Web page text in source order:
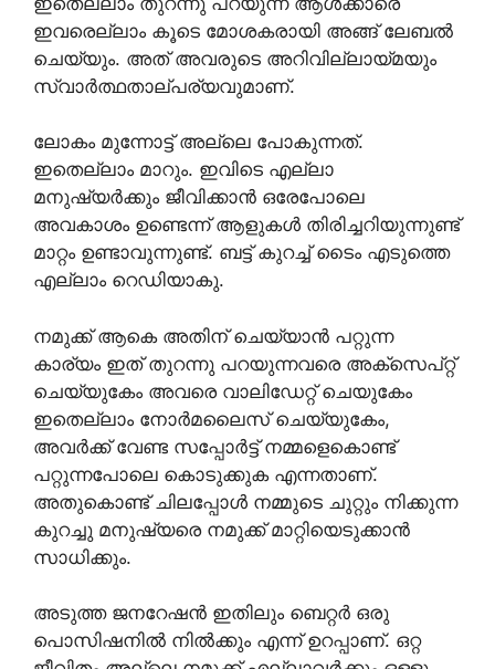
ഇവരെല്ലാം കൂടെ മോശകരായി അങ്ങ് ലേബൽ
ചെയ്യും. അത്‌ അവരുടെ അറിവില്ലായ്മയും
സ്വാർത്ഥതാല്പര്യവുമാണ്.
ലോകം മുന്നോട്ട് അല്ലെ പോകുന്നത്.
ഇതെല്ലാം മാറും. ഇവിടെ എല്ലാ
മനുഷ്യർക്കും ജീവിക്കാൻ ഒരേപോലെ
അവകാശം ഉണ്ടെന്ന് ആളുകൾ തിരിച്ചറിയുന്നുണ്ട്
മാറ്റം ഉണ്ടാവുന്നുണ്ട്. ബട്ട്‌ കുറച്ച് ടൈം എടുത്തെ
എല്ലാം റെഡിയാകു.
നമുക്ക് ആകെ അതിന് ചെയ്യാൻ പറ്റുന്ന
കാര്യം ഇത് തുറന്നു പറയുന്നവരെ അക്‌സെപ്റ്റ്
ചെയ്യുകേം അവരെ വാലിഡേറ്റ് ചെയുകേം
ഇതെല്ലാം നോർമലൈസ് ചെയ്യുകേം,
അവർക്ക് വേണ്ട സപ്പോർട്ട് നമ്മളെകൊണ്ട്
പറ്റുന്നപോലെ കൊടുക്കുക എന്നതാണ്.
അതുകൊണ്ട് ചിലപ്പോൾ നമ്മുടെ ചുറ്റും നിക്കുന്ന
കുറച്ചു മനുഷ്യരെ നമുക്ക് മാറ്റിയെടുക്കാൻ
സാധിക്കും.
അടുത്ത ജനറേഷൻ ഇതിലും ബെറ്റർ ഒരു
പൊസിഷനിൽ നിൽക്കും എന്ന് ഉറപ്പാണ്. ഒറ്റ